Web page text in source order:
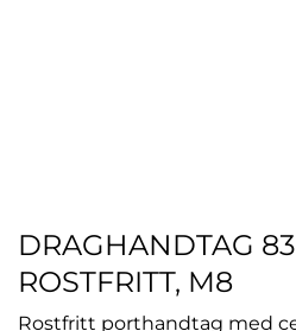
DRAGHANDTAG
ROSTFRITT, M8
Rostfritt porthandtag med